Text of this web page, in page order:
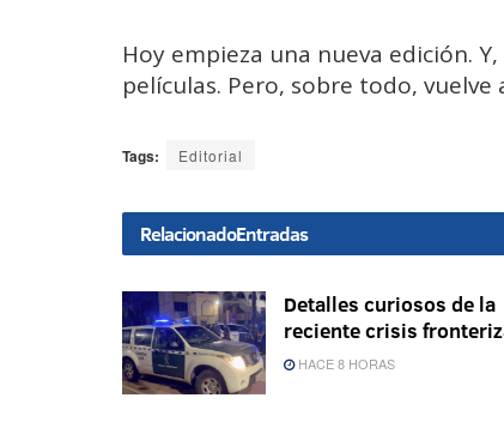
Hoy empieza una nueva edición.
películas. Pero, sobre todo, vuelve
Tags: Editorial
RelacionadoEntradas
Detalles curiosos de la
reciente crisis
HACE 8 HORAS